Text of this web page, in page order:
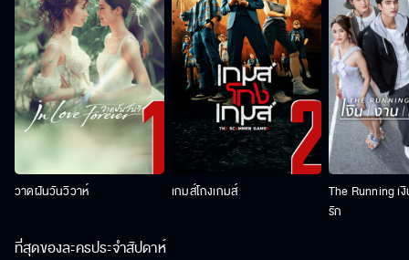
วาดฝันวันวิวาห์ เกมส์โกงเกมส์
The Running เ
รัก
ที่สุดของละครประจำสัปดาห์